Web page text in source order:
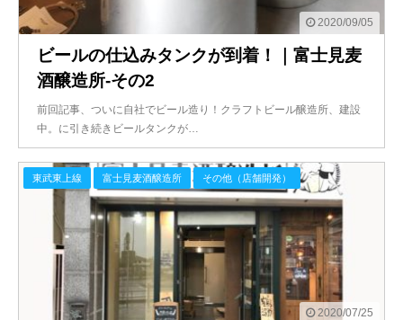
2020/09/05
ビールの仕込みタンクが到着！｜富士見麦
酒醸造所-その2
前回記事、ついに自社でビール造り！クラフトビール醸造所、建設
中。に引き続きビールタンクが…
2020/07/25
東武東上線 富士見麦酒醸造所 その他（店舗開発）